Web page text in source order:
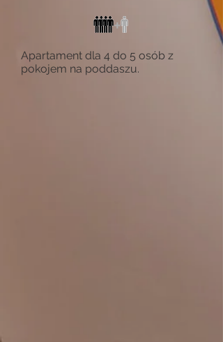
Apartament dla 4 do 5 osób z
pokojem na poddaszu.